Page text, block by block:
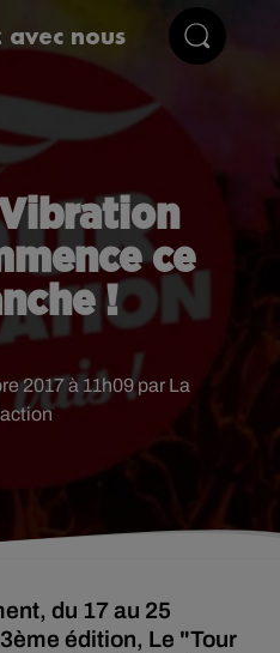
nous
Vibration
ce
!
2017 à 11h09 par La
du 17 au 25
édition, Le "Tour